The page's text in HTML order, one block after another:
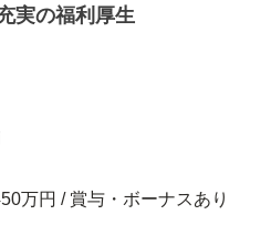
実の福利厚生
万円 / 賞与・ボーナスあり